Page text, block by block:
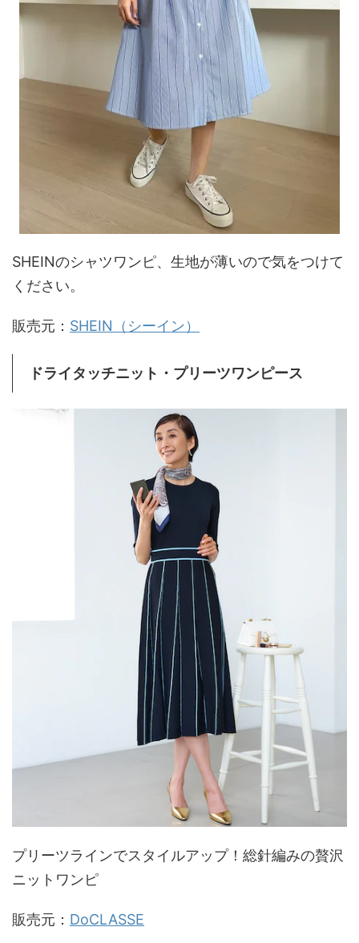
SHEINのシャツワンピ、生地が薄いので気をつけて
ください。
販売元： SHEIN（シーイン）
ドライタッチニット・プリーツワンピース
プリーツラインでスタイルアップ！総針編みの贅沢
ニットワンピ
販売元： DoCLASSE